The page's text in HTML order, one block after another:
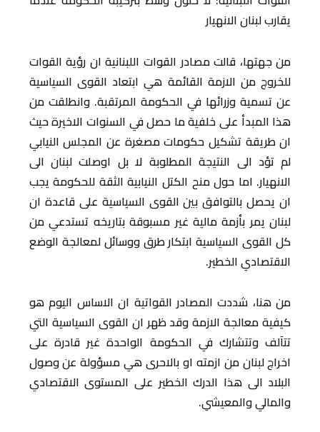
يقارب لبنان الانهيار
من جهتها، قالت مصادر القوات اللبنانية ان رؤية القوات
للخروج من الازمة القائمة هي ابتعاد القوى السياسية
عن تسمية وزرائها في الحكومة المرتقبة. وانطلقت من
هذا المبدأ على خلفية ما حصل في السنوات الاخيرة حيث
ان طريقة تشكيل حكومات مصغرة عن المجلس النيابي
لم تؤد الى النتيجة المطلوبة لا بل اوصلت لبنان الى
الانهيار. اما حول منح الكتل النيابية الثقة للحكومة يجب
ان يحصل بالتوافق بين القوى السياسية على قاعدة ان
لبنان يمر بأزمة مالية غير مسبوقة بتاريخه تستدعي من
كل القوى السياسية ابتكار طرق ووسائل لمعالجة الوضع
الاقتصادي الخطير.
من هنا، شددت المصادر القواتية ان الاساس اليوم هو
كيفية معالجة الازمة وقد ظهر ان القوى السياسية التي
تتآلف وتتشارك في الحكومة الواحدة غير قادرة على
اخراج لبنان من ازمته او بالاحرى هي مسؤولة عن وصول
البلاد الى هذا الدرك الخطير على المستوى الاقتصادي
والمالي والمعيشي.